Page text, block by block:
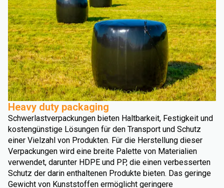
Heavy duty packaging
Schwerlastverpackungen bieten Haltbarkeit, Festigkeit und
kostengünstige Lösungen für den Transport und Schutz
einer Vielzahl von Produkten. Für die Herstellung dieser
Verpackungen wird eine breite Palette von Materialien
verwendet, darunter HDPE und PP, die einen verbesserten
Schutz der darin enthaltenen Produkte bieten. Das geringe
Gewicht von Kunststoffen ermöglicht geringere